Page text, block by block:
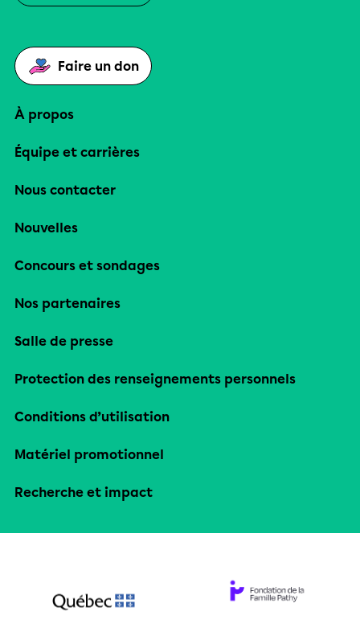
Faire un don
À propos
Équipe et carrières
Nous contacter
Nouvelles
Concours et sondages
Nos partenaires
Salle de presse
Protection des renseignements personnels
Conditions d’utilisation
Matériel promotionnel
Recherche et impact